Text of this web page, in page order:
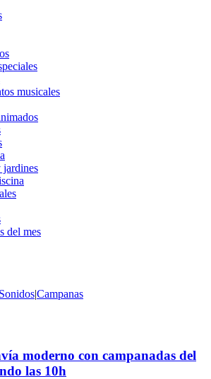
musicales
jardines
del mes
Sonidos|Campanas
moderno con campanadas del
las 10h